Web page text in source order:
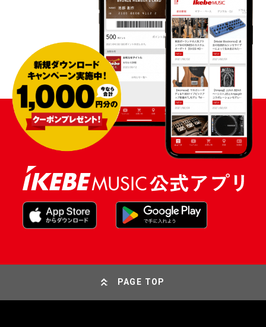
PAGE TOP